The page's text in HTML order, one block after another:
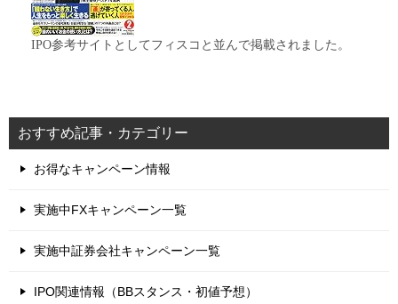
IPO参考サイトとしてフィスコと並んで掲載されました。
おすすめ記事・カテゴリー
お得なキャンペーン情報
実施中FXキャンペーン一覧
実施中証券会社キャンペーン一覧
IPO関連情報（BBスタンス・初値予想）